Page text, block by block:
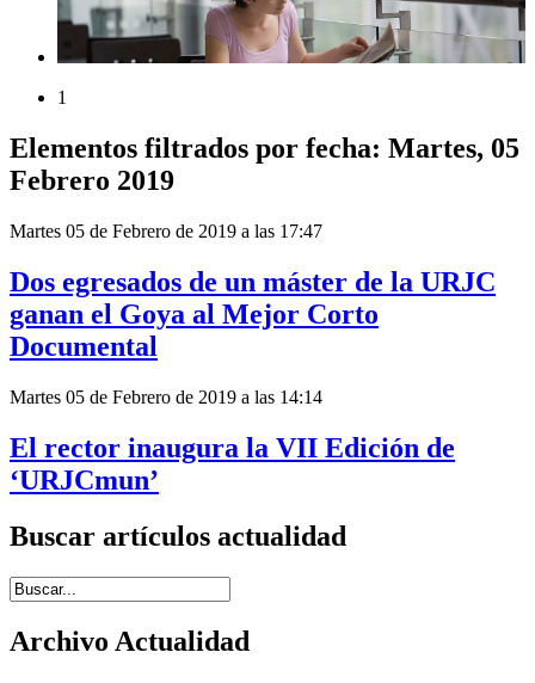
1
Elementos filtrados por fecha: Martes, 05
Febrero 2019
Martes 05 de Febrero de 2019 a las 17:47
Dos egresados de un máster de la URJC
ganan el Goya al Mejor Corto
Documental
Martes 05 de Febrero de 2019 a las 14:14
El rector inaugura la VII Edición de
‘URJCmun’
Buscar artículos actualidad
Introduce términos de búsqueda
Archivo Actualidad